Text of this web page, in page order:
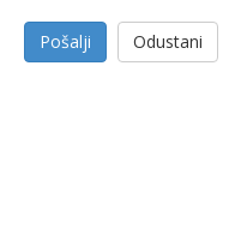
Pošalji Odustani